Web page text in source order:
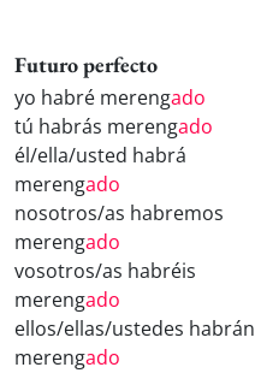
Futuro perfecto
yo habré merengado
tú habrás merengado
él/ella/usted habrá
merengado
nosotros/as habremos
merengado
vosotros/as habréis
merengado
ellos/ellas/ustedes habrán
merengado